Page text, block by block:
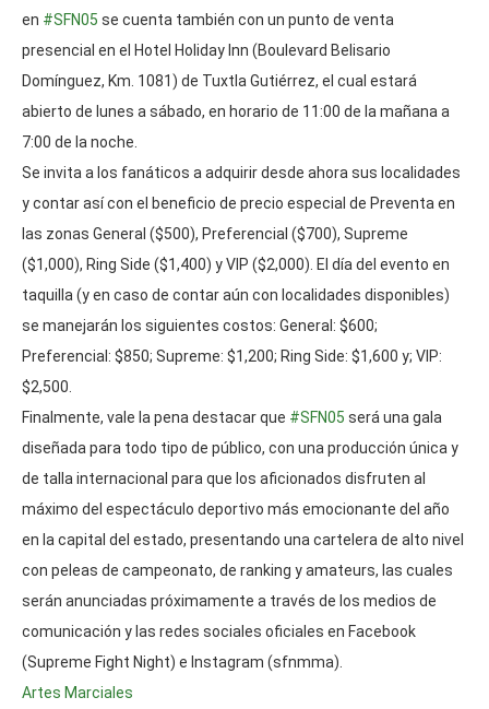
en #SFN05 se cuenta también con un punto de venta
presencial en el Hotel Holiday Inn (Boulevard Belisario
Domínguez, Km. 1081) de Tuxtla Gutiérrez, el cual estará
abierto de lunes a sábado, en horario de 11:00 de la mañana a
7:00 de la noche.
Se invita a los fanáticos a adquirir desde ahora sus localidades
y contar así con el beneficio de precio especial de Preventa en
las zonas General ($500), Preferencial ($700), Supreme
($1,000), Ring Side ($1,400) y VIP ($2,000). El día del evento en
taquilla (y en caso de contar aún con localidades disponibles)
se manejarán los siguientes costos: General: $600;
Preferencial: $850; Supreme: $1,200; Ring Side: $1,600 y; VIP:
$2,500.
Finalmente, vale la pena destacar que #SFN05 será una gala
diseñada para todo tipo de público, con una producción única y
de talla internacional para que los aficionados disfruten al
máximo del espectáculo deportivo más emocionante del año
en la capital del estado, presentando una cartelera de alto nivel
con peleas de campeonato, de ranking y amateurs, las cuales
serán anunciadas próximamente a través de los medios de
comunicación y las redes sociales oficiales en Facebook
(Supreme Fight Night) e Instagram (sfnmma).
Artes Marciales